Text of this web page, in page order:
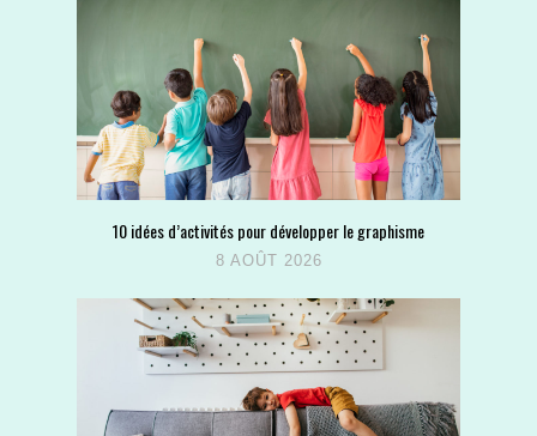
10 idées d’activités pour développer le graphisme
8 AOÛT 2026